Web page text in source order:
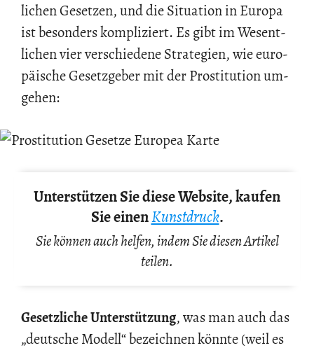
li­chen Ge­set­zen, und die Si­tua­ti­on in Eu­ro­pa
ist be­son­ders kom­pli­ziert. Es gibt im We­sent­
li­chen vier ver­schie­de­ne Stra­te­gi­en, wie eu­ro­
päi­sche Ge­setz­ge­ber mit der Pro­sti­tu­ti­on um­
ge­hen:
Unterstützen Sie diese Website, kaufen
Sie einenKunstdruck.
Sie können auch helfen, indem Sie diesen Artikel
teilen.
Ge­setz­li­che Un­ter­stüt­zung, was man auch das
„deut­sche Mo­dell“ be­zeich­nen könn­te (weil es